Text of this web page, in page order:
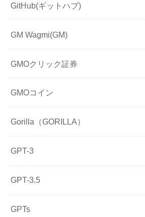
GitHub(ギットハブ)
GM Wagmi(GM)
GMOクリック証券
GMOコイン
Gorilla（GORILLA）
GPT-3
GPT-3.5
GPTs